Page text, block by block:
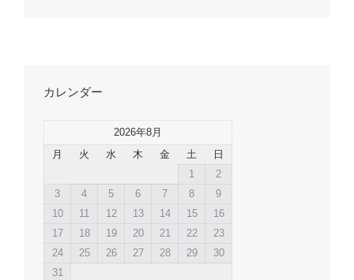
カレンダー
2026年8月
月
火 水 木 金 土
日
1
2
3
4 5 6 7 8
9
10
11 12 13 14 15
16
17
18 19 20 21 22
23
24
25 26 27 28 29
30
31